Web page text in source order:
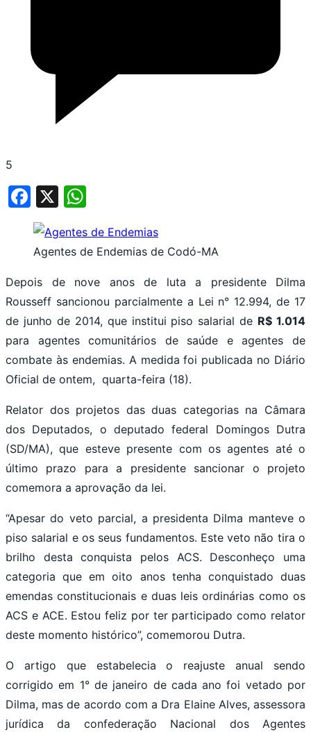
5
Facebook
X
Agentes de Endemias de Codó-MA
Depois de nove anos de luta a presidente Dilma
Rousseff sancionou parcialmente a Lei n° 12.994, de 17
de junho de 2014, que institui piso salarial de R$ 1.014
para agentes comunitários de saúde e agentes de
combate às endemias. A medida foi publicada no Diário
Oficial de ontem, quarta-feira (18).
Relator dos projetos das duas categorias na Câmara
dos Deputados, o deputado federal Domingos Dutra
(SD/MA), que esteve presente com os agentes até o
último prazo para a presidente sancionar o projeto
comemora a aprovação da lei.
“Apesar do veto parcial, a presidenta Dilma manteve o
piso salarial e os seus fundamentos. Este veto não tira o
brilho desta conquista pelos ACS. Desconheço uma
categoria que em oito anos tenha conquistado duas
emendas constitucionais e duas leis ordinárias como os
ACS e ACE. Estou feliz por ter participado como relator
deste momento histórico”, comemorou Dutra.
O artigo que estabelecia o reajuste anual sendo
corrigido em 1° de janeiro de cada ano foi vetado por
Dilma, mas de acordo com a Dra Elaine Alves, assessora
jurídica da confederação Nacional dos Agentes